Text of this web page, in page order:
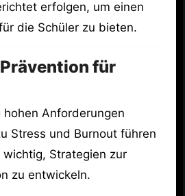
erfolgen, um einen
die Schüler zu bieten.
für
Anforderungen
Stress und Burnout führen
Strategien zur
zu entwickeln.